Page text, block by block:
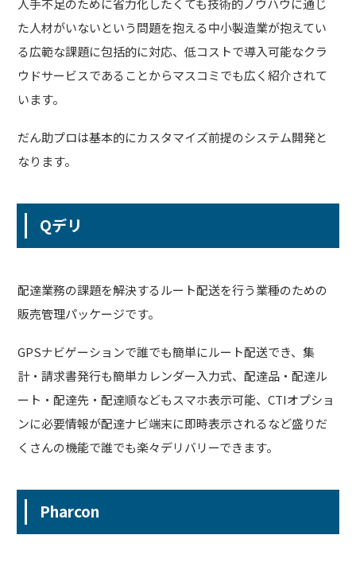
人手不足のために省力化したくても技術的ノウハウに通じ
た人材がいないという問題を抱える中小製造業が抱えてい
る広範な課題に包括的に対応、低コストで導入可能なクラ
ウドサービスであることからマスコミでも広く紹介されて
います。
だん助プロは基本的にカスタマイズ前提のシステム開発と
なります。
Qデリ
配達業務の課題を解決するルート配送を行う業種のための
販売管理パッケージです。
GPSナビゲーションで誰でも簡単にルート配送でき、集
計・請求書発行も簡単カレンダー入力式、配達品・配達ル
ート・配達先・配達順などもスマホ表示可能、CTIオプショ
ンに必要情報が配達ナビ端末に即時表示されるなど盛りだ
くさんの機能で誰でも楽々デリバリーできます。
Pharcon